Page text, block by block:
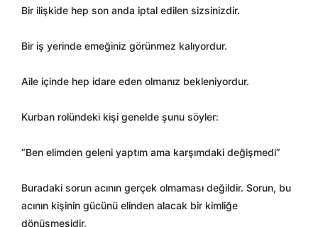
Bir ilişkide hep son anda iptal edilen sizsinizdir.
Bir iş yerinde emeğiniz görünmez kalıyordur.
Aile içinde hep idare eden olmanız bekleniyordur.
Kurban rolündeki kişi genelde şunu söyler:
“Ben elimden geleni yaptım ama karşımdaki değişmedi”
Buradaki sorun acının gerçek olmaması değildir. Sorun, bu
acının kişinin gücünü elinden alacak bir kimliğe
dönüşmesidir.